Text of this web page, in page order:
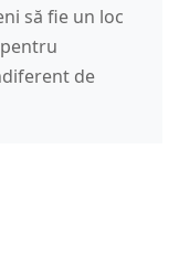
să fie un loc
de